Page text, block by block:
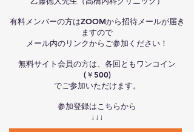
有料メンバーの方はZOOMから招待メールが届き
ますので
​メール内のリンクからご参加ください！
無料サイト会員の方は、各回ともワンコイン
(￥500)
でご参加いただけます。
参加登録はこちらから
​↓↓↓